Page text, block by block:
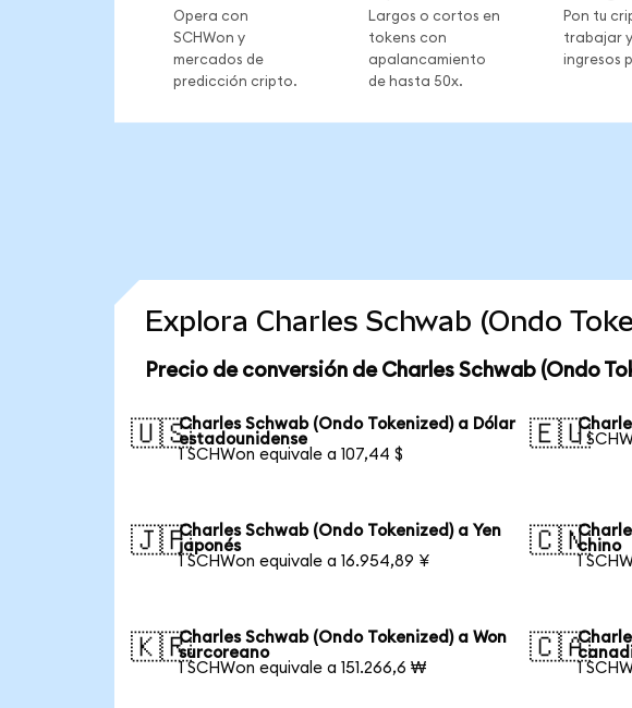
Opera con
SCHWon y
mercados de
predicción cripto.
Largos o cortos en
tokens con
apalancamiento
de hasta 50x.
Pon tu
trabajar
ingresos
Explora Charles Schwab (Ondo
Precio de conversión de Charles Schwab (Ondo
🇺🇸Charles Schwab (Ondo Tokenized) a Dólar
estadounidense
1 SCHWon equivale a 107,44 $
🇪🇺
1
🇯🇵Charles Schwab (Ondo Tokenized) a Yen
japonés
1 SCHWon equivale a 16.954,89 ¥
🇨🇳chino
1
🇰🇷Charles Schwab (Ondo Tokenized) a Won
surcoreano
1 SCHWon equivale a 151.266,6 ₩
🇨🇦
1